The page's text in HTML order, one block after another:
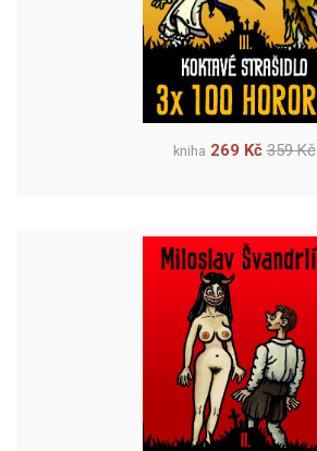
kniha 269 Kč 359 Kč